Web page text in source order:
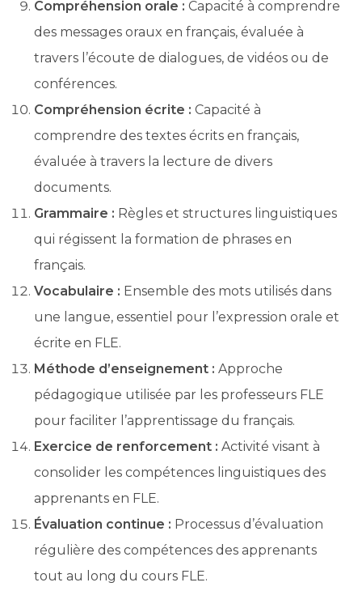
Compréhension orale : Capacité à comprendre
des messages oraux en français, évaluée à
travers l’écoute de dialogues, de vidéos ou de
conférences.
Compréhension écrite : Capacité à
comprendre des textes écrits en français,
évaluée à travers la lecture de divers
documents.
Grammaire : Règles et structures linguistiques
qui régissent la formation de phrases en
français.
Vocabulaire : Ensemble des mots utilisés dans
une langue, essentiel pour l’expression orale et
écrite en FLE.
Méthode d’enseignement : Approche
pédagogique utilisée par les professeurs FLE
pour faciliter l’apprentissage du français.
Exercice de renforcement : Activité visant à
consolider les compétences linguistiques des
apprenants en FLE.
Évaluation continue : Processus d’évaluation
régulière des compétences des apprenants
tout au long du cours FLE.